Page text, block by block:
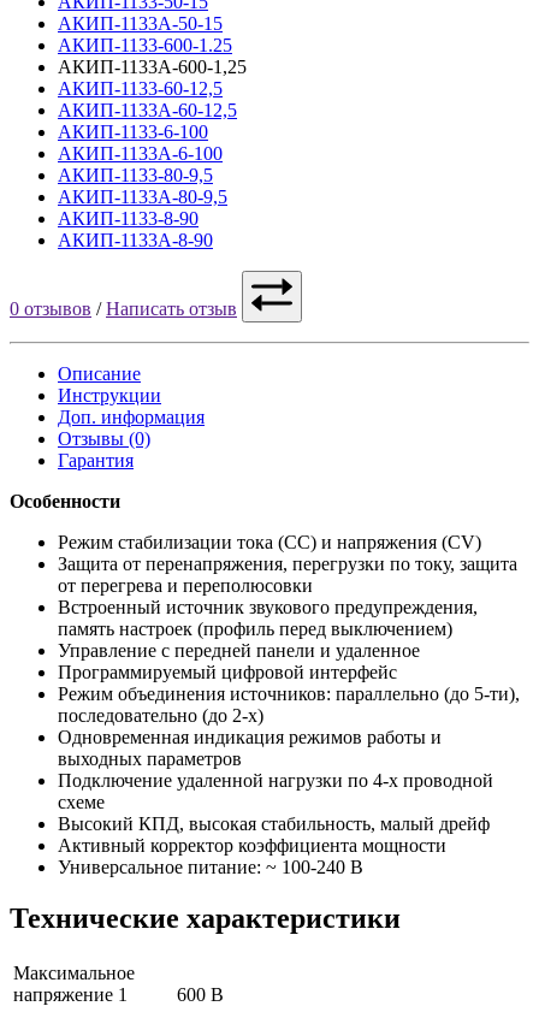
АКИП-1133А-50-15
АКИП-1133-600-1.25
АКИП-1133А-600-1,25
АКИП-1133-60-12,5
АКИП-1133А-60-12,5
АКИП-1133-6-100
АКИП-1133А-6-100
АКИП-1133-80-9,5
АКИП-1133А-80-9,5
АКИП-1133-8-90
АКИП-1133А-8-90
0 отзывов /Написать отзыв
Описание
Инструкции
Доп. информация
Отзывы (0)
Гарантия
Особенности
Режим стабилизации тока (СС) и напряжения (CV)
Защита от перенапряжения, перегрузки по току, защита
от перегрева и переполюсовки
Встроенный источник звукового предупреждения,
память настроек (профиль перед выключением)
Управление с передней панели и удаленное
Программируемый цифровой интерфейс
Режим объединения источников: параллельно (до 5-ти),
последовательно (до 2-х)
Одновременная индикация режимов работы и
выходных параметров
Подключение удаленной нагрузки по 4-х проводной
схеме
Высокий КПД, высокая стабильность, малый дрейф
Активный корректор коэффициента мощности
Универсальное питание: ~ 100-240 В
Технические характеристики
Максимальное
напряжение 1
600 В